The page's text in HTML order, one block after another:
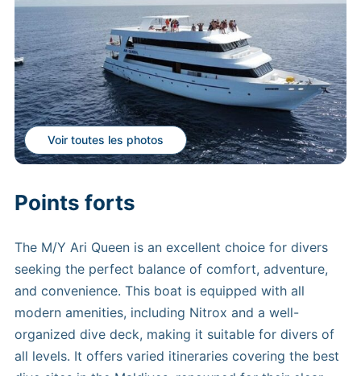
Voir toutes les photos
Points forts
The M/Y Ari Queen is an excellent choice for divers
seeking the perfect balance of comfort, adventure,
and convenience. This boat is equipped with all
modern amenities, including Nitrox and a well-
organized dive deck, making it suitable for divers of
all levels. It offers varied itineraries covering the best